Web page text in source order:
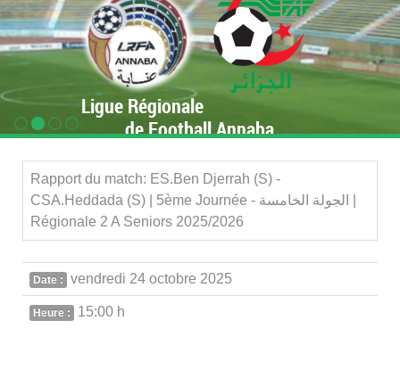
Ligue Régionale
de Football Annaba
Rapport du match: ES.Ben Djerrah (S) -
CSA.Heddada (S) | 5ème Journée - الجولة الخامسة |
Régionale 2 A Seniors 2025/2026
Date : vendredi 24 octobre 2025
Heure : 15:00 h